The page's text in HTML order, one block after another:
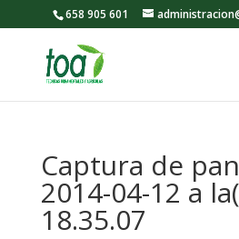
658 905 601
Captura de
2014-04-12 a
18.35.07